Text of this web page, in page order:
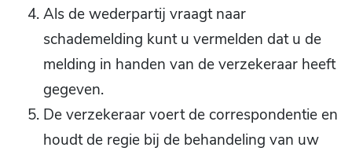
Als de wederpartij vraagt naar
schademelding kunt u vermelden dat u de
melding in handen van de verzekeraar heeft
gegeven.
De verzekeraar voert de correspondentie en
houdt de regie bij de behandeling van uw